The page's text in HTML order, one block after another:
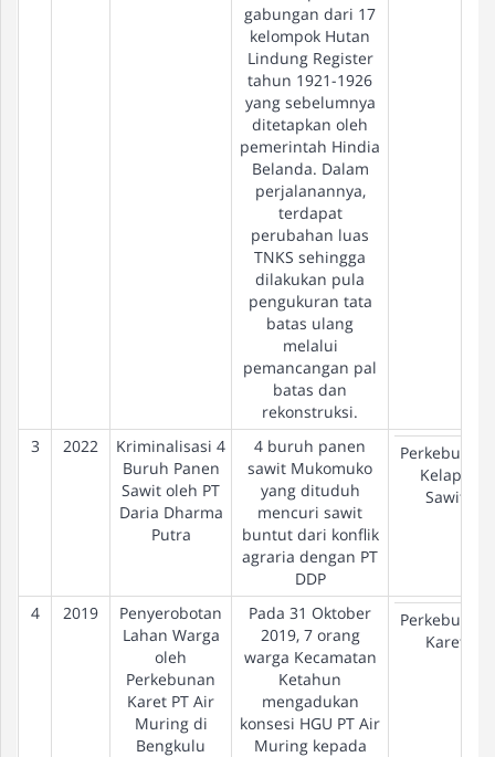
gabungan dari 17
kelompok Hutan
Lindung Register
tahun 1921-1926
yang sebelumnya
ditetapkan oleh
pemerintah Hindia
Belanda. Dalam
perjalanannya,
terdapat
perubahan luas
TNKS sehingga
dilakukan pula
pengukuran tata
batas ulang
melalui
pemancangan pal
batas dan
rekonstruksi.
3
2022
Kriminalisasi 4
Buruh Panen
Sawit oleh PT
Daria Dharma
Putra
4 buruh panen
sawit Mukomuko
yang dituduh
mencuri sawit
buntut dari konflik
agraria dengan PT
DDP
Perkebunan
Kelapa
Sawit
4 2019
Penyerobotan
Lahan Warga
oleh
Perkebunan
Karet PT Air
Muring di
Bengkulu
Pada 31 Oktober
2019, 7 orang
warga Kecamatan
Ketahun
mengadukan
konsesi HGU PT Air
Muring kepada
Perkebunan
Karet